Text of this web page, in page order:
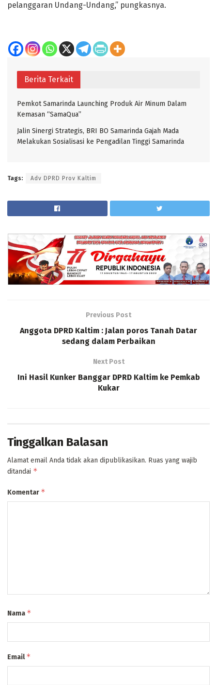
pelanggaran Undang-Undang,” pungkasnya.
Berita Terkait
Pemkot Samarinda Launching Produk Air Minum Dalam
Kemasan “SamaQua”
Jalin Sinergi Strategis, BRI BO Samarinda Gajah Mada
Melakukan Sosialisasi ke Pengadilan Tinggi Samarinda
Tags: Adv DPRD Prov Kaltim
Previous Post
Anggota DPRD Kaltim : Jalan poros Tanah Datar
sedang dalam Perbaikan
Next Post
Ini Hasil Kunker Banggar DPRD Kaltim ke Pemkab
Kukar
Tinggalkan Balasan
Alamat email Anda tidak akan dipublikasikan. Ruas yang wajib
ditandai *
Komentar *
Nama *
Email*